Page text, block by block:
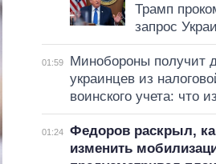
Трамп
запрос
01:59
Минобороны получит
украинцев из
воинского учета: что
01:24
Федоров раскрыл,
изменить